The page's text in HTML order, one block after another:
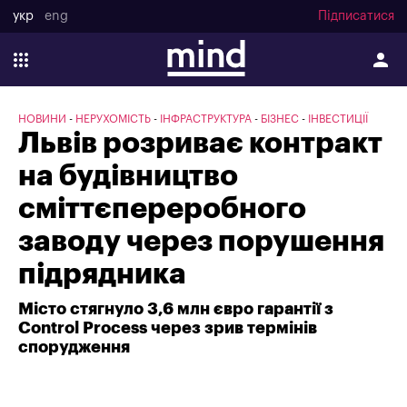
укр eng Підписатися
НОВИНИ НЕРУХОМІСТЬ ІНФРАСТРУКТУРА БІЗНЕС ІНВЕСТИЦІЇ
Львів розриває контракт
на будівництво
сміттєпереробного
заводу через порушення
підрядника
Місто стягнуло 3,6 млн євро гарантії з
Control Process через зрив термінів
спорудження